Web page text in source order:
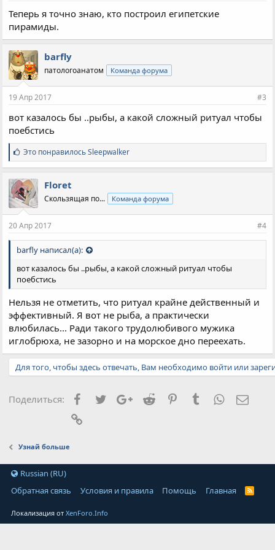
Теперь я точно знаю, кто построил египетские
пирамиды.
barfly
патологоанатом Команда форума
19 Апр 2017 #3
вот казалось бы ..рыбы, а какой сложный ритуал чтобы
поебстись
С
и
м
п
а
т
и
:
Это понравилосьSleepwalker
Floret
Скользящая по... Команда форума
20 Апр 2017 #4
barfly написал(а):
вот казалось бы ..рыбы, а какой сложный ритуал чтобы
поебстись
Нельзя не отметить, что ритуал крайне действенный и
эффективный. Я вот не рыба, а практически
влюбилась... Ради такого трудолюбивого мужика
иглобрюха, не зазорно и на морское дно переехать.
Для того, чтобы здесь отвечать, Вам необходимо войти или
Поделиться: Facebook
TwitterGoogle+
Reddit PinterestTumblrWhatsApp
Узнай больше
Russian (RU)
Обратная связь
Условия и правила Помощь Главная
Локализация отXenForo.Info